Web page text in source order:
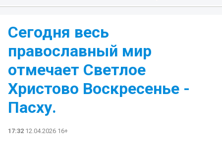
Сегодня весь
православный мир
отмечает Светлое
Христово Воскресенье -
Пасху.
17:32 12.04.2026 16+